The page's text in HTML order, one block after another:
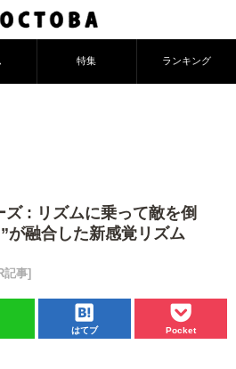
特集 ランキング
: リズムに乗って敵を倒
が融合した新感覚リズム
記事]
はてブ Pocket